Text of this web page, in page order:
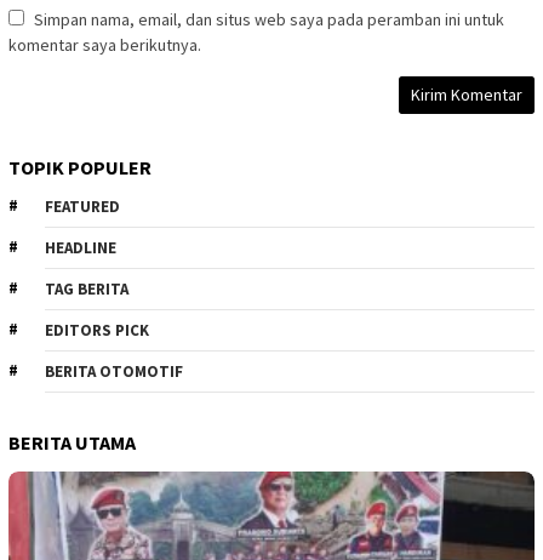
Simpan nama, email, dan situs web saya pada peramban ini untuk
komentar saya berikutnya.
TOPIK POPULER
FEATURED
HEADLINE
TAG BERITA
EDITORS PICK
BERITA OTOMOTIF
BERITA UTAMA